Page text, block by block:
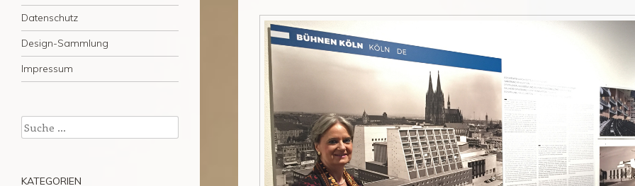
Datenschutz
Design-Sammlung
Impressum
Suchen
KATEGORIEN